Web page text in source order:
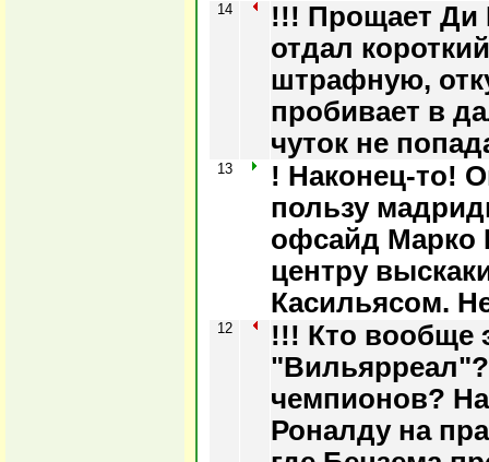
14
!!! Прощает Ди
отдал
штрафную,
пробивает в
чуток не
13
! Наконец-то!
пользу
офсайд Марко
центру
Касильясом.
12
!!! Кто вообще
"Вильярреал"?
чемпионов?
Роналду на